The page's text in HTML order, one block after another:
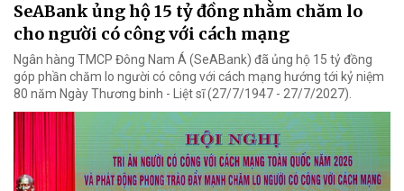
SeABank ủng hộ 15 tỷ đồng nhằm chăm lo
cho người có công với cách mạng
Ngân hàng TMCP Đông Nam Á (SeABank) đã ủng hộ 15 tỷ đồng
góp phần chăm lo người có công với cách mạng hướng tới kỷ niệm
80 năm Ngày Thương binh - Liệt sĩ (27/7/1947 - 27/7/2027).